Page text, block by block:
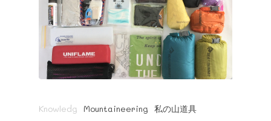
Knowledg Mountaineering 私の山道具